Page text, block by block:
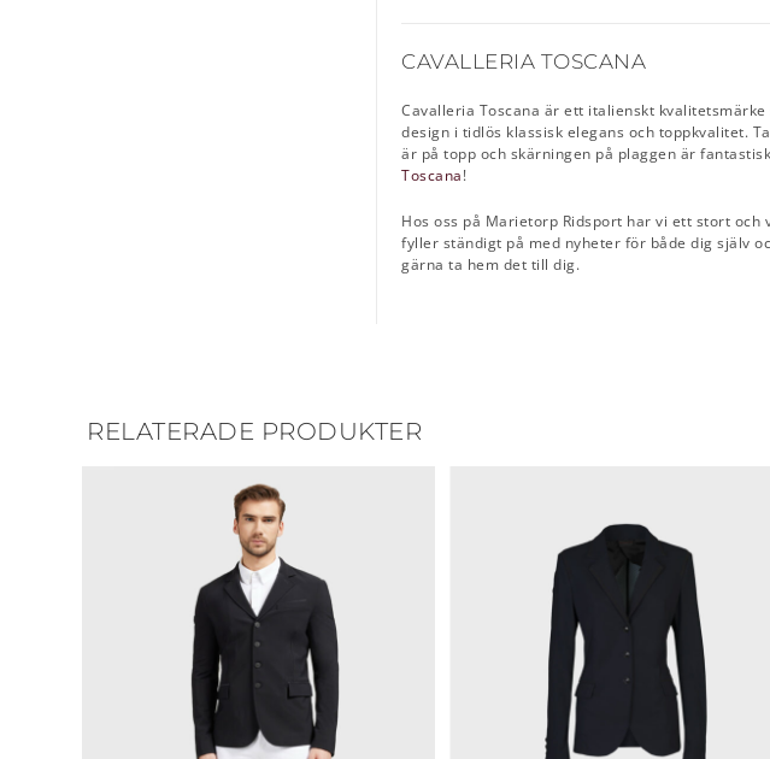
CAVALLERIA TOSCANA
Cavalleria Toscana är ett italienskt
design i tidlös klassisk elegans och toppkvalitet.
är på topp och skärningen på plaggen är
Toscana!
Hos oss på Marietorp Ridsport har vi ett stort
fyller ständigt på med nyheter för både dig själv
gärna ta hem det till dig.
RELATERADE PRODUKTER